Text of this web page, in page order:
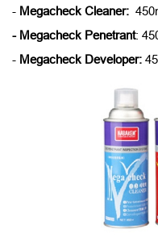
- Megacheck Cleaner:
- Megacheck Penetrant:
- Megacheck Developer: